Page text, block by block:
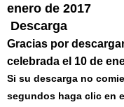
enero de 2017
Descarga
Gracias por
celebrada el 10 de
Si su descarga no
segundos haga clic en